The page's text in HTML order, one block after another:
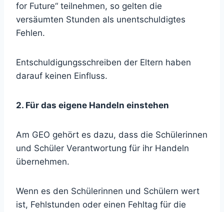
for Future“ teilnehmen, so gelten die
versäumten Stunden als unentschuldigtes
Fehlen.
Entschuldigungsschreiben der Eltern haben
darauf keinen Einfluss.
2. Für das eigene Handeln einstehen
Am GEO gehört es dazu, dass die Schülerinnen
und Schüler Verantwortung für ihr Handeln
übernehmen.
Wenn es den Schülerinnen und Schülern wert
ist, Fehlstunden oder einen Fehltag für die